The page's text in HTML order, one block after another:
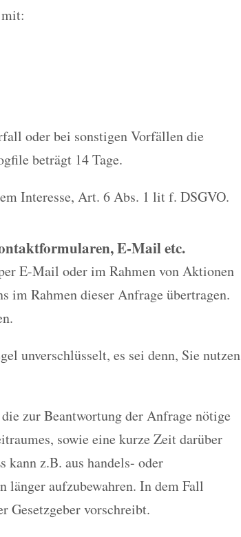
oder bei sonstigen Vorfällen die
beträgt 14 Tage.
Interesse, Art. 6 Abs. 1 lit f. DSGVO.
E-Mail etc.
E-Mail oder im Rahmen von Aktionen
im Rahmen dieser Anfrage übertragen.
unverschlüsselt, es sei denn, Sie nutzen
zur Beantwortung der Anfrage nötige
sowie eine kurze Zeit darüber
kann z.B. aus handels- oder
länger aufzubewahren. In dem Fall
Gesetzgeber vorschreibt.